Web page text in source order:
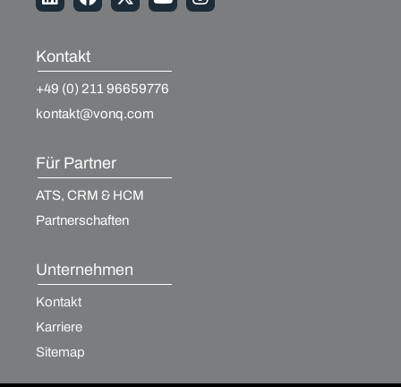
Kontakt
+49 (0) 211 96659776
kontakt@vonq.com
Für Partner
ATS, CRM & HCM
Partnerschaften
Unternehmen
Kontakt
Karriere
Sitemap